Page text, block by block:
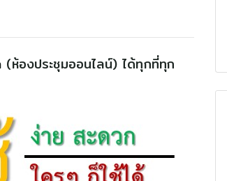
(ห้องประชุมออนไลน์) ได้ทุกที่ทุก